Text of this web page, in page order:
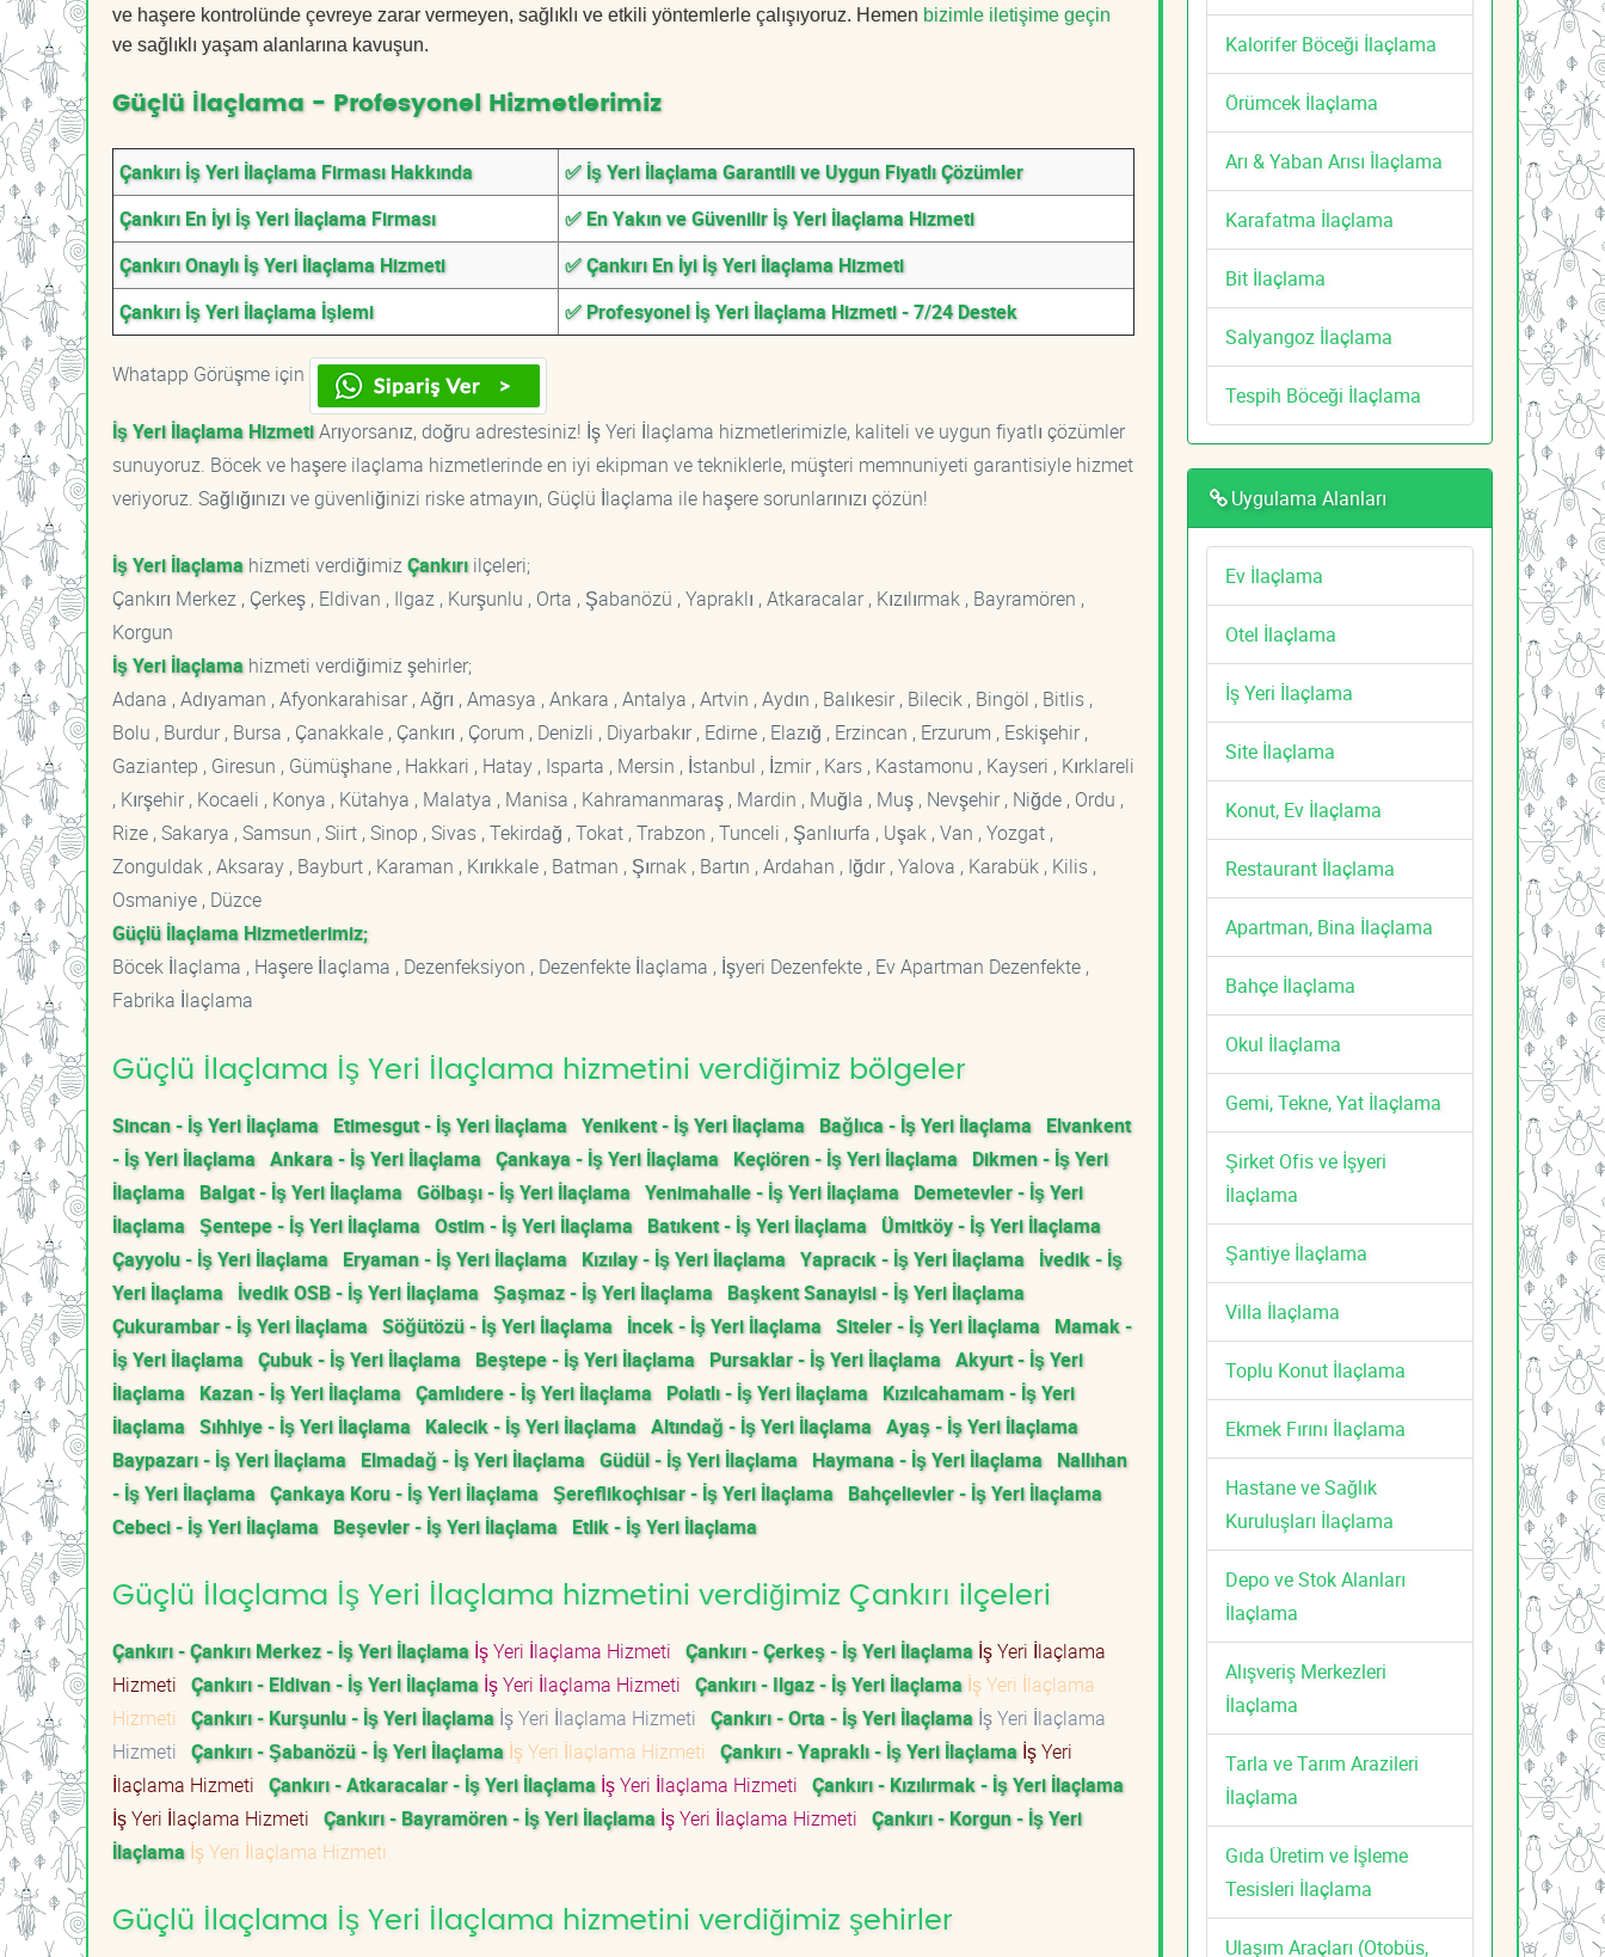
ve haşere kontrolünde çevreye zarar vermeyen, sağlıklı ve etkili yöntemlerle çalışıyoruz. Hemen bizimle iletişime geçin
ve sağlıklı yaşam alanlarına kavuşun.
Güçlü İlaçlama - Profesyonel Hizmetlerimiz
Çankırı İş Yeri İlaçlama Firması Hakkında
✅ İş Yeri İlaçlama Garantili ve Uygun Fiyatlı Çözümler
Çankırı En İyi İş Yeri İlaçlama Firması
✅ En Yakın ve Güvenilir İş Yeri İlaçlama Hizmeti
Çankırı Onaylı İş Yeri İlaçlama Hizmeti
✅ Çankırı En İyi İş Yeri İlaçlama Hizmeti
Çankırı İş Yeri İlaçlama İşlemi
✅ Profesyonel İş Yeri İlaçlama Hizmeti - 7/24 Destek
Whatapp Görüşme için
İş Yeri İlaçlama HizmetiArıyorsanız, doğru adrestesiniz! İş Yeri İlaçlama hizmetlerimizle, kaliteli ve uygun fiyatlı çözümler
sunuyoruz. Böcek ve haşere ilaçlama hizmetlerinde en iyi ekipman ve tekniklerle, müşteri memnuniyeti garantisiyle hizmet
veriyoruz. Sağlığınızı ve güvenliğinizi riske atmayın, Güçlü İlaçlama ile haşere sorunlarınızı çözün!
İş Yeri İlaçlama hizmeti verdiğimizÇankırıilçeleri;
Çankırı Merkez , Çerkeş , Eldivan , Ilgaz , Kurşunlu , Orta , Şabanözü , Yapraklı , Atkaracalar , Kızılırmak , Bayramören ,
Korgun
İş Yeri İlaçlama hizmeti verdiğimiz şehirler;
Adana , Adıyaman , Afyonkarahisar , Ağrı , Amasya , Ankara , Antalya , Artvin , Aydın , Balıkesir , Bilecik , Bingöl , Bitlis ,
Bolu , Burdur , Bursa , Çanakkale , Çankırı , Çorum , Denizli , Diyarbakır , Edirne , Elazığ , Erzincan , Erzurum , Eskişehir ,
Gaziantep , Giresun , Gümüşhane , Hakkari , Hatay , Isparta , Mersin , İstanbul , İzmir , Kars , Kastamonu , Kayseri , Kırklareli
, Kırşehir , Kocaeli , Konya , Kütahya , Malatya , Manisa , Kahramanmaraş , Mardin , Muğla , Muş , Nevşehir , Niğde , Ordu ,
Rize , Sakarya , Samsun , Siirt , Sinop , Sivas , Tekirdağ , Tokat , Trabzon , Tunceli , Şanlıurfa , Uşak , Van , Yozgat ,
Zonguldak , Aksaray , Bayburt , Karaman , Kırıkkale , Batman , Şırnak , Bartın , Ardahan , Iğdır , Yalova , Karabük , Kilis ,
Osmaniye , Düzce
Güçlü İlaçlama Hizmetlerimiz;
Böcek İlaçlama , Haşere İlaçlama , Dezenfeksiyon , Dezenfekte İlaçlama , İşyeri Dezenfekte , Ev Apartman Dezenfekte ,
Fabrika İlaçlama
Güçlü İlaçlama İş Yeri İlaçlama hizmetini verdiğimiz bölgeler
Sincan - İş Yeri İlaçlama Etimesgut - İş Yeri İlaçlama Yenikent - İş Yeri İlaçlama Bağlıca - İş Yeri İlaçlama Elvankent
- İş Yeri İlaçlama Ankara - İş Yeri İlaçlama Çankaya - İş Yeri İlaçlama Keçiören - İş Yeri İlaçlama Dikmen - İş Yeri
İlaçlama Balgat - İş Yeri İlaçlama Gölbaşı - İş Yeri İlaçlama Yenimahalle - İş Yeri İlaçlama Demetevler - İş Yeri
İlaçlama Şentepe - İş Yeri İlaçlama Ostim - İş Yeri İlaçlama Batıkent - İş Yeri İlaçlama Ümitköy - İş Yeri İlaçlama
Çayyolu - İş Yeri İlaçlama Eryaman - İş Yeri İlaçlama Kızılay - İş Yeri İlaçlama Yapracık - İş Yeri İlaçlama İvedik - İş
Yeri İlaçlama İvedik OSB - İş Yeri İlaçlama Şaşmaz - İş Yeri İlaçlama Başkent Sanayisi - İş Yeri İlaçlama
Çukurambar - İş Yeri İlaçlama Söğütözü - İş Yeri İlaçlama İncek - İş Yeri İlaçlama Siteler - İş Yeri İlaçlama Mamak -
İş Yeri İlaçlama Çubuk - İş Yeri İlaçlama Beştepe - İş Yeri İlaçlama Pursaklar - İş Yeri İlaçlama Akyurt - İş Yeri
İlaçlama Kazan - İş Yeri İlaçlama Çamlıdere - İş Yeri İlaçlama Polatlı - İş Yeri İlaçlama Kızılcahamam - İş Yeri
İlaçlama Sıhhiye - İş Yeri İlaçlama Kalecik - İş Yeri İlaçlama Altındağ - İş Yeri İlaçlama Ayaş - İş Yeri İlaçlama
Baypazarı - İş Yeri İlaçlama Elmadağ - İş Yeri İlaçlama Güdül - İş Yeri İlaçlama Haymana - İş Yeri İlaçlama Nallıhan
- İş Yeri İlaçlama Çankaya Koru - İş Yeri İlaçlama Şereflikoçhisar - İş Yeri İlaçlama Bahçelievler - İş Yeri İlaçlama
Cebeci - İş Yeri İlaçlama Beşevler - İş Yeri İlaçlama Etlik - İş Yeri İlaçlama
Güçlü İlaçlama İş Yeri İlaçlama hizmetini verdiğimiz Çankırı ilçeleri
Çankırı - Çankırı Merkez - İş Yeri İlaçlama İş Yeri İlaçlama Hizmeti Çankırı - Çerkeş - İş Yeri İlaçlama İş Yeri İlaçlama
Hizmeti Çankırı - Eldivan - İş Yeri İlaçlama İş Yeri İlaçlama Hizmeti Çankırı - Ilgaz - İş Yeri İlaçlama İş Yeri İlaçlama
Hizmeti Çankırı - Kurşunlu - İş Yeri İlaçlama İş Yeri İlaçlama Hizmeti Çankırı - Orta - İş Yeri İlaçlama İş Yeri İlaçlama
Hizmeti Çankırı - Şabanözü - İş Yeri İlaçlama İş Yeri İlaçlama Hizmeti Çankırı - Yapraklı - İş Yeri İlaçlama İş Yeri
İlaçlama Hizmeti Çankırı - Atkaracalar - İş Yeri İlaçlama İş Yeri İlaçlama Hizmeti Çankırı - Kızılırmak - İş Yeri İlaçlama
İş Yeri İlaçlama Hizmeti Çankırı - Bayramören - İş Yeri İlaçlama İş Yeri İlaçlama Hizmeti Çankırı - Korgun - İş Yeri
İlaçlama İş Yeri İlaçlama Hizmeti
Güçlü İlaçlama İş Yeri İlaçlama hizmetini verdiğimiz şehirler
Kalorifer Böceği İlaçlama
Örümcek İlaçlama
Arı & Yaban Arısı İlaçlama
Karafatma İlaçlama
Bit İlaçlama
Salyangoz İlaçlama
Tespih Böceği İlaçlama
Uygulama Alanları
Ev İlaçlama
Otel İlaçlama
İş Yeri İlaçlama
Site İlaçlama
Konut, Ev İlaçlama
Restaurant İlaçlama
Apartman, Bina İlaçlama
Bahçe İlaçlama
Okul İlaçlama
Gemi, Tekne, Yat İlaçlama
Şirket Ofis ve İşyeri
İlaçlama
Şantiye İlaçlama
Villa İlaçlama
Toplu Konut İlaçlama
Ekmek Fırını İlaçlama
Hastane ve Sağlık
Kuruluşları İlaçlama
Depo ve Stok Alanları
İlaçlama
Alışveriş Merkezleri
İlaçlama
Tarla ve Tarım Arazileri
İlaçlama
Gıda Üretim ve İşleme
Tesisleri İlaçlama
Ulaşım Araçları (Otobüs,